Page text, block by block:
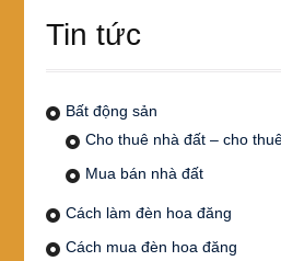
Tin tức
Bất động sản
Cho thuê nhà đất – cho
Mua bán nhà đất
Cách làm đèn hoa đăng
Cách mua đèn hoa đăng